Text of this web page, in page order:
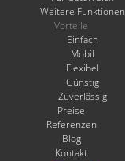
Weitere Funktionen
Vorteile
Einfach
Mobil
Flexibel
Günstig
Zuverlässig
Preise
Referenzen
Blog
Kontakt